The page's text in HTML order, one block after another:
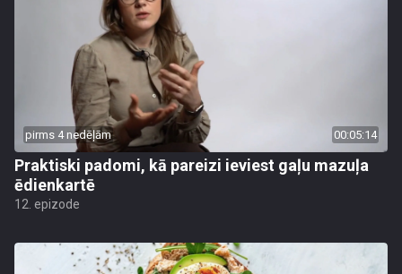
pirms 4 nedēļām 00:05:14
Praktiski padomi, kā pareizi ieviest gaļu mazuļa
ēdienkartē
12. epizode